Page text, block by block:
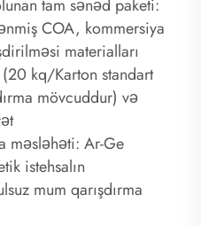
tam sənəd paketi:
COA, kommersiya
materialları
kq/Karton standart
mövcuddur) və
məsləhəti: Ar-Ge
istehsalın
mum qarışdırma